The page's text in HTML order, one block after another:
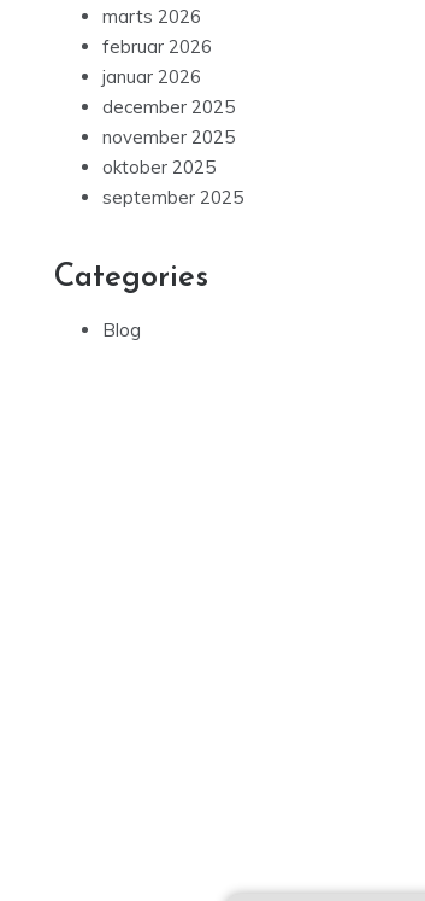
marts 2026
februar 2026
januar 2026
december 2025
november 2025
oktober 2025
september 2025
Categories
Blog